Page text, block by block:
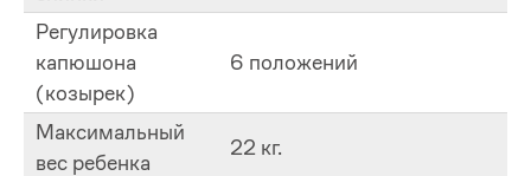
Регулировка
капюшона
(козырек)
6 положений
Максимальный
вес ребенка
22 кг.